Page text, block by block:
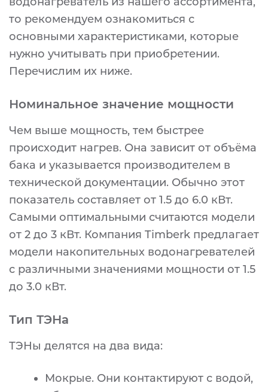
то рекомендуем ознакомиться с
основными характеристиками, которые
нужно учитывать при приобретении.
Перечислим их ниже.
Номинальное значение мощности
Чем выше мощность, тем быстрее
происходит нагрев. Она зависит от объёма
бака и указывается производителем в
технической документации. Обычно этот
показатель составляет от 1.5 до 6.0 кВт.
Самыми оптимальными считаются модели
от 2 до 3 кВт. Компания Timberk предлагает
модели накопительных водонагревателей
с различными значениями мощности от 1.5
до 3.0 кВт.
Тип ТЭНа
ТЭНы делятся на два вида:
Мокрые. Они контактируют с водой,